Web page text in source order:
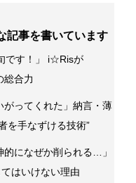
記事を書いています
です！」 i☆Risが
総合力
がってくれた」納言・薄
を手なずける技術”
的になぜか削られる…」
はいけない理由